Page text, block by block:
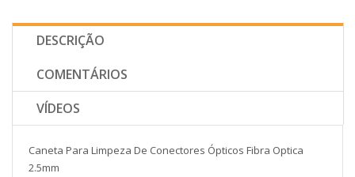
DESCRIÇÃO
COMENTÁRIOS
VÍDEOS
Caneta Para Limpeza De Conectores Ópticos Fibra Optica
2.5mm